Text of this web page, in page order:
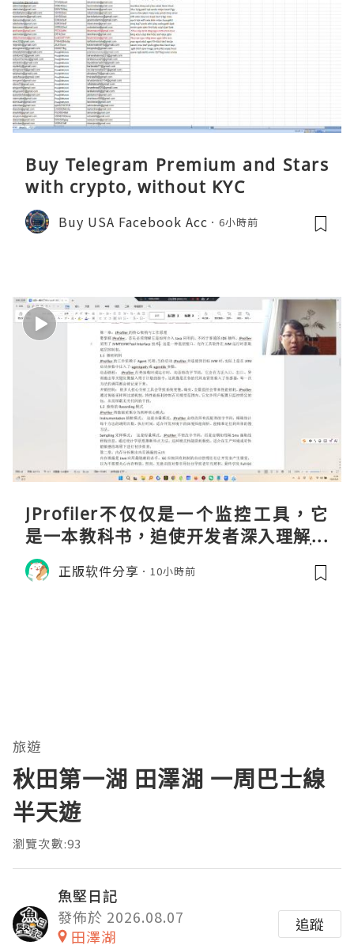
Buy Telegram Premium and Stars
with crypto, without KYC
Buy USA Facebook Acc 6小時前
JProfiler不仅仅是一个监控工具，它
是一本教科书，迫使开发者深入理解JV
M的内存模型、垃圾回收机制和并发原
理。通过直观的可视化数据，它将抽象
正版软件分享 10小時前
旅遊
秋田第一湖 田澤湖 一周巴士線
半天遊
瀏覽次數:93
魚堅日記
發佈於 2026.08.07
田澤湖
追蹤